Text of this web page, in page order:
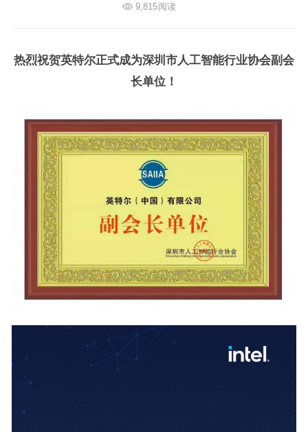
9,815阅读
热烈祝贺英特尔正式成为深圳市人工智能行业协会副会
长单位！